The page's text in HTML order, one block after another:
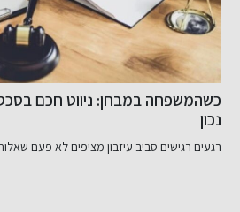
שיפור האשראי שלך בקלות
דירוג אשראי שלי: מה זה ולמה הוא חשוב?